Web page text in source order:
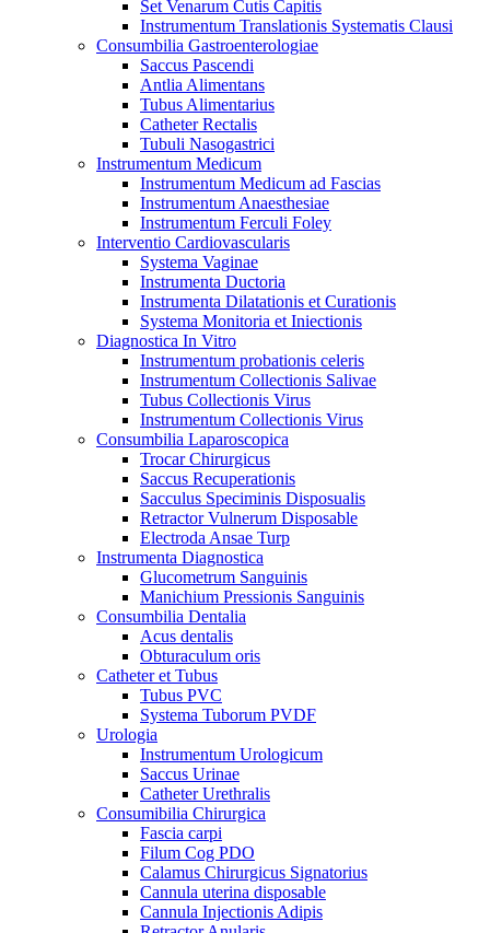
Set Venarum Cutis Capitis
Instrumentum Translationis Systematis Clausi
Consumbilia Gastroenterologiae
Saccus Pascendi
Antlia Alimentans
Tubus Alimentarius
Catheter Rectalis
Tubuli Nasogastrici
Instrumentum Medicum
Instrumentum Medicum ad Fascias
Instrumentum Anaesthesiae
Instrumentum Ferculi Foley
Interventio Cardiovascularis
Systema Vaginae
Instrumenta Ductoria
Instrumenta Dilatationis et Curationis
Systema Monitoria et Iniectionis
Diagnostica In Vitro
Instrumentum probationis celeris
Instrumentum Collectionis Salivae
Tubus Collectionis Virus
Instrumentum Collectionis Virus
Consumbilia Laparoscopica
Trocar Chirurgicus
Saccus Recuperationis
Sacculus Speciminis Disposualis
Retractor Vulnerum Disposable
Electroda Ansae Turp
Instrumenta Diagnostica
Glucometrum Sanguinis
Manichium Pressionis Sanguinis
Consumbilia Dentalia
Acus dentalis
Obturaculum oris
Catheter et Tubus
Tubus PVC
Systema Tuborum PVDF
Urologia
Instrumentum Urologicum
Saccus Urinae
Catheter Urethralis
Consumibilia Chirurgica
Fascia carpi
Filum Cog PDO
Calamus Chirurgicus Signatorius
Cannula uterina disposable
Cannula Injectionis Adipis